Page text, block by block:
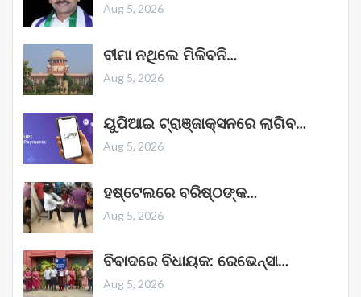
Aug 5, 2026
ବୀମା ନଥିଲେ ମିଳିବନି…
Aug 5, 2026
ୟୁପିଆଇ ଟ୍ରାଞ୍ଜାକ୍ସନରେ ଲାଗିବ…
Aug 5, 2026
ହଷ୍ଟେଲରେ ବରିଷ୍ଠଙ୍କ…
Aug 5, 2026
ବିବାଦରେ ବିଧାୟକ: ରେଭେନ୍ସା…
Aug 5, 2026